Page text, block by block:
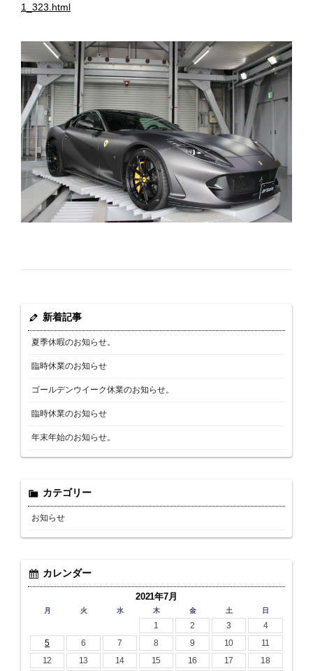
1_323.html
新着記事
夏季休暇のお知らせ。
臨時休業のお知らせ
ゴールデンウイーク休業のお知らせ。
臨時休業のお知らせ
年末年始のお知らせ。
カテゴリー
お知らせ
カレンダー
2021年7月
月 火 水 木 金 土 日
1 2 3
4
5
6 7 8 9 10
11
12
13 14 15 16 17
18